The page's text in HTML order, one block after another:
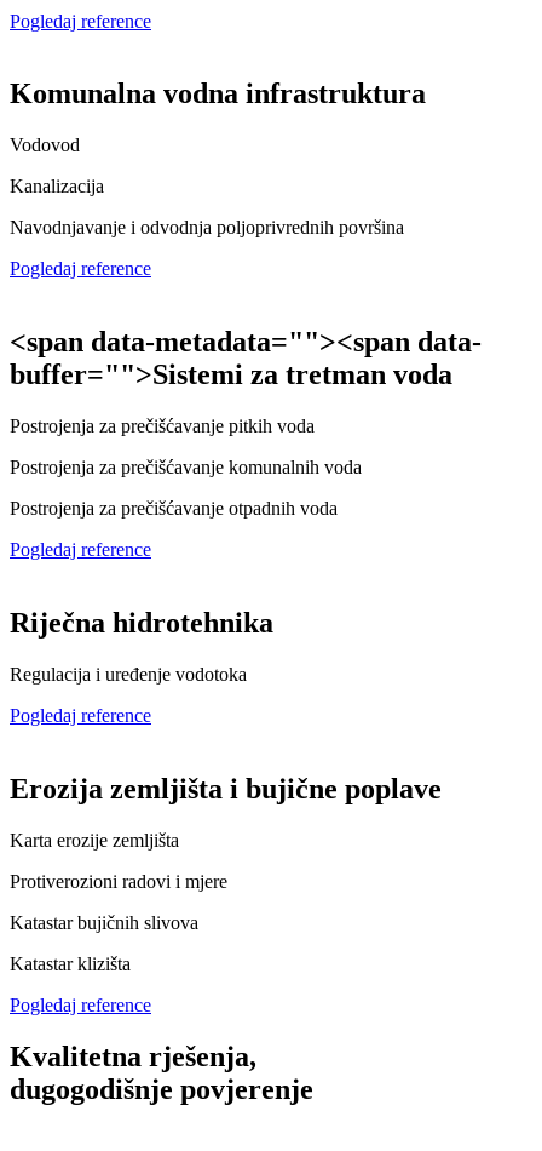
Pogledaj reference
Komunalna vodna infrastruktura
Vodovod
Kanalizacija
Navodnjavanje i odvodnja poljoprivrednih površina
Pogledaj reference
<span data-metadata=""><span data-
buffer="">Sistemi za tretman voda
Postrojenja za prečišćavanje pitkih voda
Postrojenja za prečišćavanje komunalnih voda
Postrojenja za prečišćavanje otpadnih voda
Pogledaj reference
Riječna hidrotehnika
Regulacija i uređenje vodotoka
Pogledaj reference
Erozija zemljišta i bujične poplave
Karta erozije zemljišta
Protiverozioni radovi i mjere
Katastar bujičnih slivova
Katastar klizišta
Pogledaj reference
Kvalitetna rješenja,
dugogodišnje povjerenje